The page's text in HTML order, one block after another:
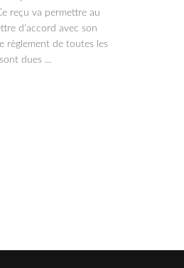
reçu va permettre au
d’accord avec son
règlement de toutes les
dues